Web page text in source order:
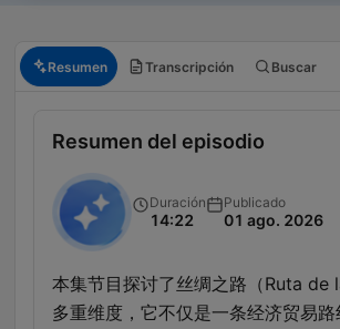
Resumen Transcripción Buscar
Resumen del episodio
Duración
14:22
Publicado
01 ago. 2026
本集节目探讨了丝绸之路（Ruta de
多重维度，它不仅是一条经济贸易